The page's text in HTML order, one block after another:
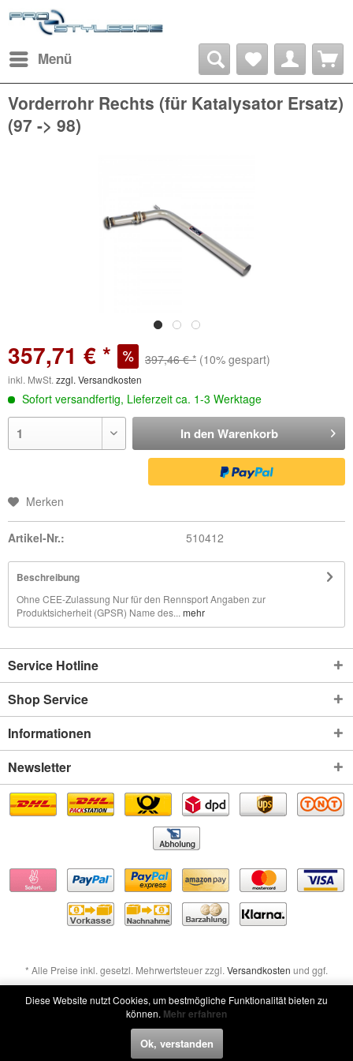
Menü
Vorderrohr Rechts (für Katalysator Ersatz)
(97 -> 98)
357,71 € * 397,46 € * (10% gespart)
inkl. MwSt. zzgl. Versandkosten
Sofort versandfertig, Lieferzeit ca. 1-3 Werktage
In den Warenkorb
Merken
Artikel-Nr.: 510412
Beschreibung
Ohne CEE-Zulassung Nur für den Rennsport Angaben zur
Produktsicherheit (GPSR) Name des... mehr
Service Hotline
Shop Service
Informationen
Newsletter
* Alle Preise inkl. gesetzl. Mehrwertsteuer zzgl. Versandkosten und ggf.
Nachnahmegebühren, wenn nicht anders beschrieben
Widerruf erklären
Diese Website nutzt Cookies, um bestmögliche Funktionalität bieten zu
können. Mehr erfahren
Ok, verstanden